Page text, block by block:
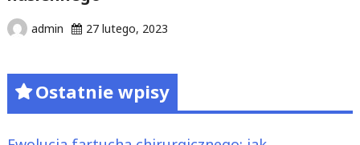
admin 27 lutego, 2023
Ostatnie wpisy